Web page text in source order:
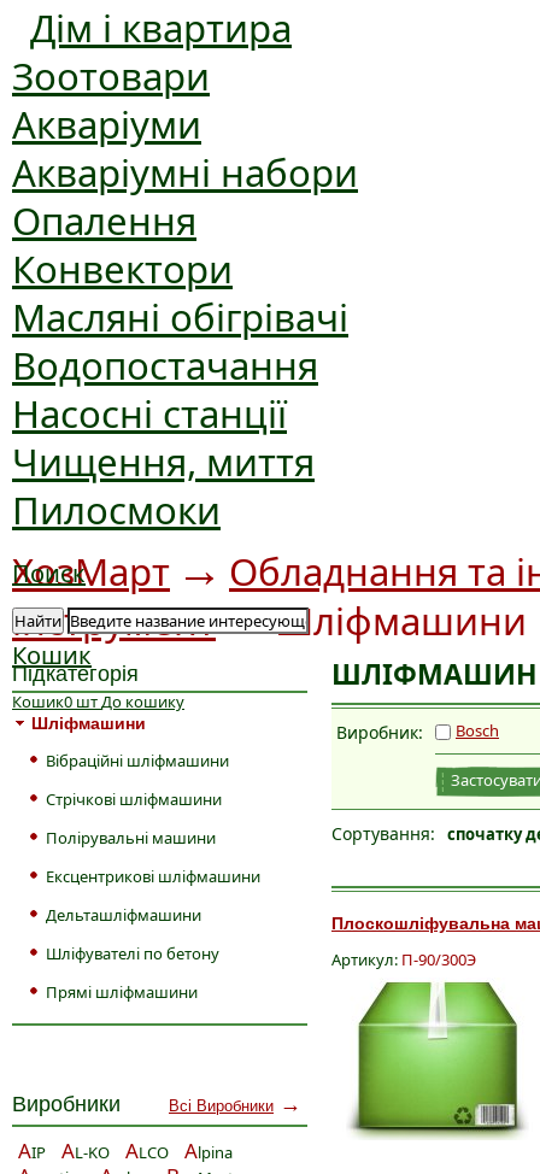
Дім і квартира
Зоотовари
Акваріуми
Акваріумні набори
Опалення
Конвектори
Масляні обігрівачі
Водопостачання
Насосні станції
Чищення, миття
Пилосмоки
Поиск
Найти
Кошик
Кошик0 штДо кошику
ХозМарт → Обладнання та
інструмент→Шліфмашини
Підкатегорія
Шліфмашини
Вібраційні шліфмашини
Стрічкові шліфмашини
Полірувальні машини
Ексцентрикові шліфмашини
Дельташліфмашини
Шліфувателі по бетону
Прямі шліфмашини
Виробники Всі Виробники →
AIP AL-KO ALCO Alpina
Виробник: Bosch
Сортування: спочатку
Плоскошліфувальна
Артикул: П-90/300Э